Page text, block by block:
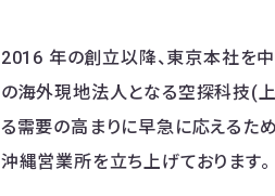
2016 年の創立以降、東京本社を
の海外現地法人となる空探科技(
る需要の高まりに早急に応えるた
沖縄営業所を立ち上げております。